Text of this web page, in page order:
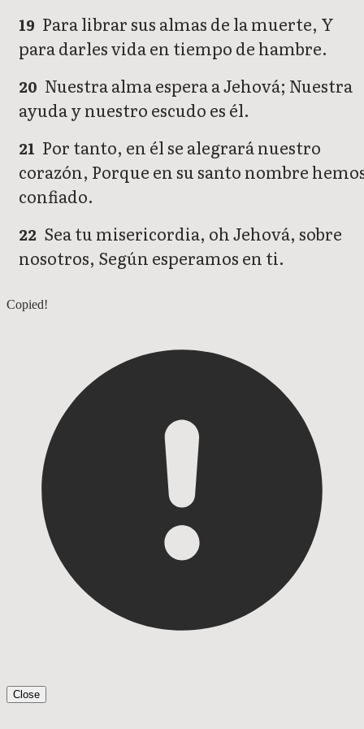
19 Para librar sus almas de la muerte, Y
para darles vida en tiempo de hambre.
20 Nuestra alma espera a Jehová; Nuestra
ayuda y nuestro escudo es él.
21 Por tanto, en él se alegrará nuestro
corazón, Porque en su santo nombre
confiado.
22 Sea tu misericordia, oh Jehová, sobre
nosotros, Según esperamos en ti.
Salmos 32
Copied!
Close